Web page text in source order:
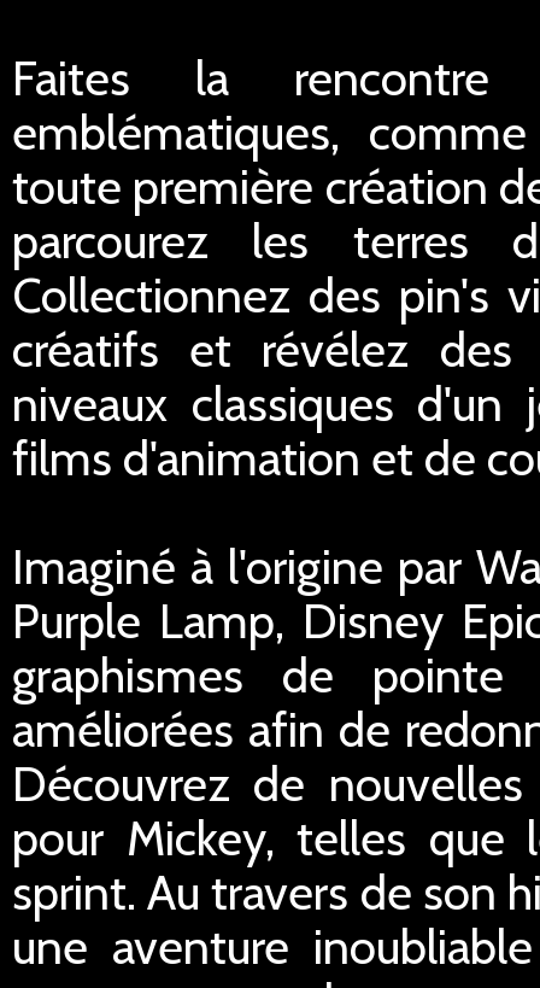
Faites la rencontre
emblématiques,
toute première création
parcourez les terres
Collectionnez des pin's
créatifs et révélez
niveaux classiques
films d'animation et de
Imaginé à l'origine par
Purple Lamp, Disney
graphismes de
améliorées afin de
Découvrez de
pour Mickey, telles
sprint. Au travers de son
une aventure